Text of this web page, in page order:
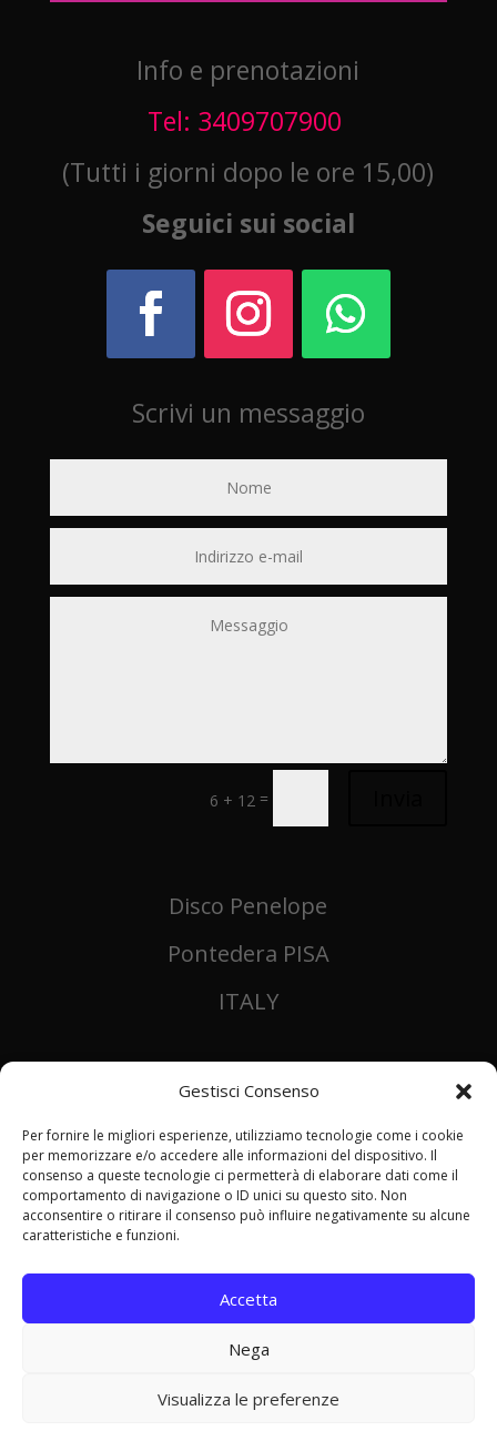
Gestisci Consenso
Per fornire le migliori esperienze, utilizziamo tecnologie come i cookie
per memorizzare e/o accedere alle informazioni del dispositivo. Il
consenso a queste tecnologie ci permetterà di elaborare dati come il
comportamento di navigazione o ID unici su questo sito. Non
acconsentire o ritirare il consenso può influire negativamente su alcune
caratteristiche e funzioni.
Accetta
Nega
Visualizza le preferenze
Info e prenotazioni
Tel: 3409707900
(Tutti i giorni dopo le ore 15,00)
Seguici sui social
Scrivi un messaggio
6 + 12 =
Disco Penelope
Pontedera PISA
ITALY
.
info@discopenelope.it -Privacy Policy